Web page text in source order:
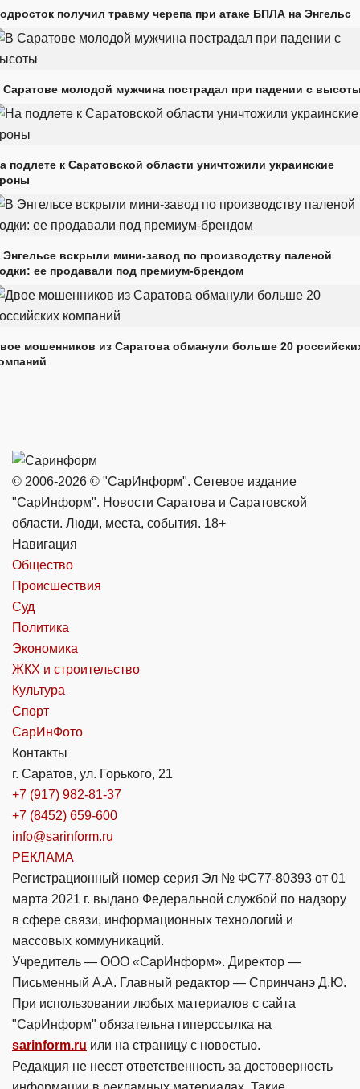
получил травму черепа при атаке БПЛА на Энгельс
Саратове молодой мужчина пострадал при падении с
подлете к Саратовской области уничтожили украинские
Энгельсе вскрыли мини-завод по производству паленой
ее продавали под премиум-брендом
мошенников из Саратова обманули больше 20
© 2006-2026 © "СарИнформ". Сетевое издание
"СарИнформ". Новости Саратова и Саратовской
области. Люди, места, события. 18+
Навигация
Общество
Происшествия
Суд
Политика
Экономика
ЖКХ и строительство
Культура
Спорт
СарИнФото
Контакты
г. Саратов, ул. Горького, 21
+7 (917) 982-81-37
+7 (8452) 659-600
info@sarinform.ru
РЕКЛАМА
Регистрационный номер серия Эл № ФС77-80393 от 01
марта 2021 г. выдано Федеральной службой по надзору
в сфере связи, информационных технологий и
массовых коммуникаций.
Учредитель — ООО «СарИнформ». Директор —
Письменный А.А. Главный редактор — Спринчанэ Д.Ю.
При использовании любых материалов с сайта
"СарИнформ" обязательна гиперссылка на
sarinform.ru или на страницу с новостью.
Редакция не несет ответственность за достоверность